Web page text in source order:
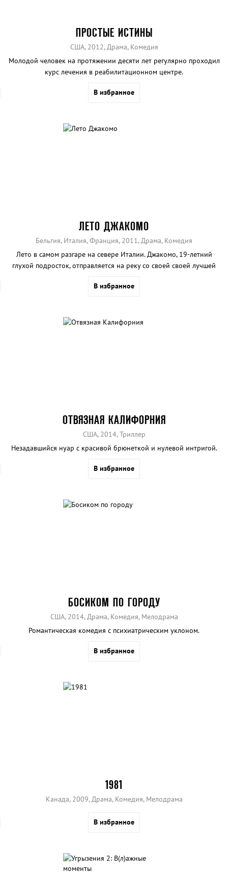
ПРОСТЫЕ ИСТИНЫ
США, 2012, Драма, Комедия
Молодой человек на протяжении десяти лет регулярно проходил
курс лечения в реабилитационном центре.
В избранное
ЛЕТО ДЖАКОМО
Бельгия, Италия, Франция, 2011, Драма, Комедия
Лето в самом разгаре на севере Италии. Джакомо, 19-летний
глухой подросток, отправляется на реку со своей своей лучшей
В избранное
ОТВЯЗНАЯ КАЛИФОРНИЯ
США, 2014, Триллер
Незадавшийся нуар с красивой брюнеткой и нулевой интригой.
В избранное
БОСИКОМ ПО ГОРОДУ
США, 2014, Драма, Комедия, Мелодрама
Романтическая комедия с психиатрическим уклоном.
В избранное
1981
Канада, 2009, Драма, Комедия, Мелодрама
В избранное